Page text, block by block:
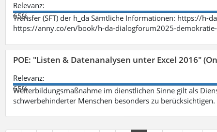
Relevanz:
65%
Transfer (SFT) der h_da Sämtliche Informationen: https://
https://anny.co/en/book/h-da-dialogforum2025-
POE: "Listen & Datenanalysen unter Excel 2016"
Relevanz:
65%
Weiterbildungsmaßnahme im dienstlichen Sinne gilt als
schwerbehinderter Menschen besonders zu berücksichtigen.